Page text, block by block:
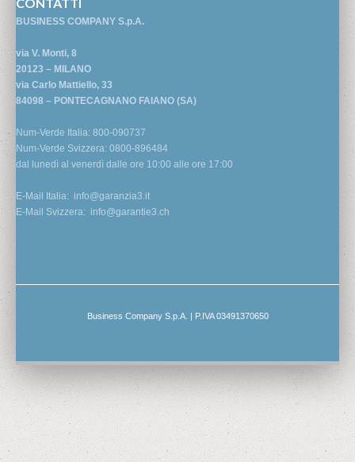
BUSINESS COMPANY S.p.A.
via V. Monti, 8
20123 – MILANO
via Carlo Mattiello, 33
84098 – PONTECAGNANO FAIANO (SA)
Num-Verde Italia: 800-090737
Num-Verde Svizzera: 0800-896484
dal lunedì al venerdì dalle ore 10:00 alle ore 17:00
E-Mail Italia: info@garanzia3.it
E-Mail Svizzera: info@garantie3.ch
Business Company S.p.A. | P.IVA 03491370650